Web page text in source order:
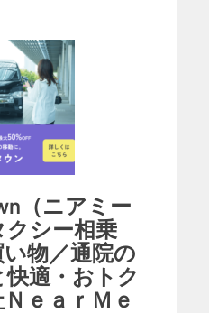
（ニアミー
クシー相乗
物／通院の
適・おトク
ｅａｒＭｅ